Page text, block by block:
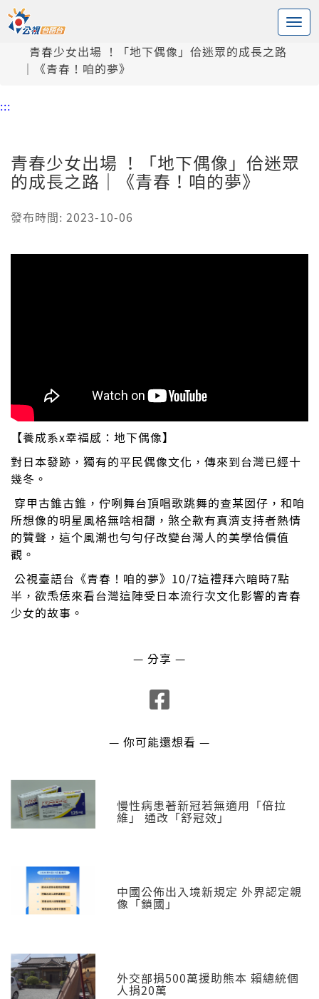
中央內容區塊
頭頁
青春少女出場 ！「地下偶像」佮迷眾的成長之路
｜《青春！咱的夢》
:::
青春少女出場 ！「地下偶像」佮迷眾
的成長之路｜《青春！咱的夢》
發布時間: 2023-10-06
【養成系x幸福感：地下偶像】
對日本發跡，獨有的平民偶像文化，傳來到台灣已經十
幾冬。
穿甲古錐古錐，佇咧舞台頂唱歌跳舞的查某囡仔，和咱
所想像的明星風格無啥相𫝛，煞仝款有真濟支持者熱情
的贊聲，這个風潮也勻勻仔改變台灣人的美學佮價值
觀。
公視臺語台《青春！咱的夢》10/7這禮拜六暗時7點
半，欲𤆬恁來看台灣這陣受日本流行次文化影響的青春
少女的故事。
— 分享 —
— 你可能還想看 —
慢性病患著新冠若無適用「倍拉
維」 通改「舒冠效」
中國公佈出入境新規定 外界認定親
像「鎖國」
外交部捐500萬援助熊本 賴總統個
人捐20萬